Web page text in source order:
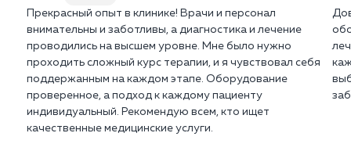
Прекрасный опыт в клинике! Врачи и персонал
внимательны и заботливы, а диагностика и лечение
проводились на высшем уровне. Мне было нужно
проходить сложный курс терапии, и я чувствовал себя
поддержанным на каждом этапе. Оборудование
проверенное, а подход к каждому пациенту
индивидуальный. Рекомендую всем, кто ищет
качественные медицинские услуги.